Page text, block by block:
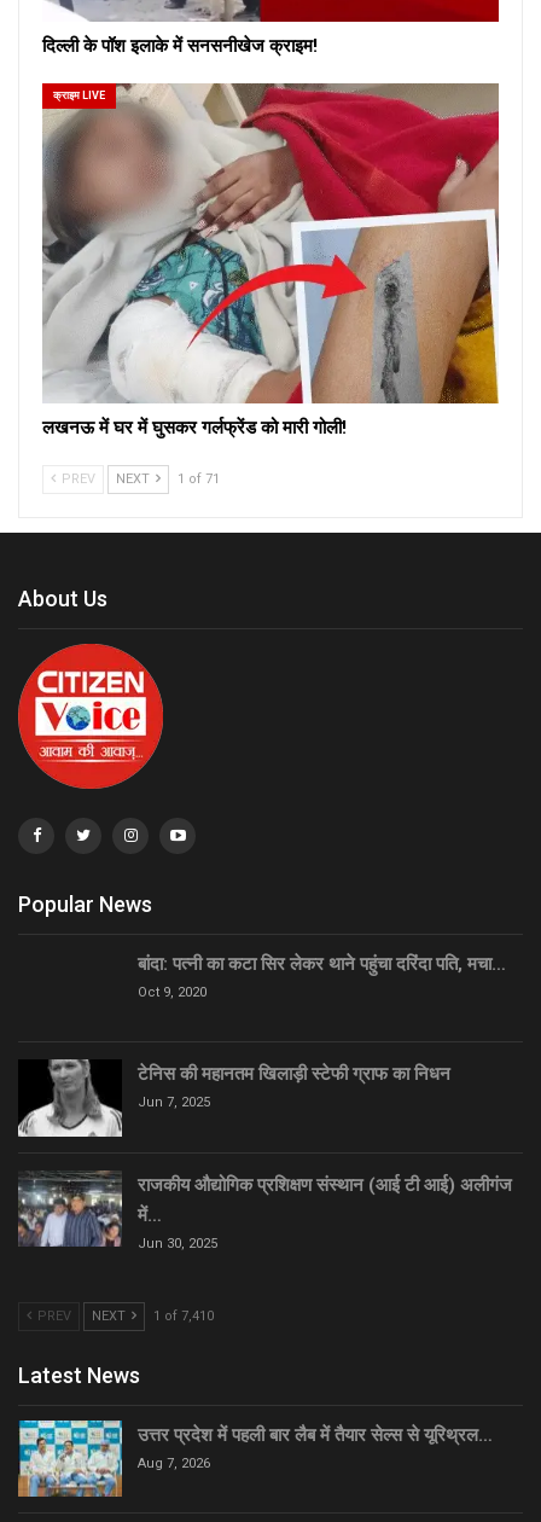
दिल्ली के पॉश इलाके में सनसनीखेज क्राइम!
क्राइम LIVE
लखनऊ में घर में घुसकर गर्लफ्रेंड को मारी गोली!
PREV NEXT 1 of 71
About Us
Popular News
बांदा: पत्नी का कटा सिर लेकर थाने पहुंचा दरिंदा पति, मचा…
Oct 9, 2020
टेनिस की महानतम खिलाड़ी स्टेफी ग्राफ का निधन
Jun 7, 2025
राजकीय औद्योगिक प्रशिक्षण संस्थान (आई टी आई) अलीगंज
में…
Jun 30, 2025
PREV NEXT 1 of 7,410
Latest News
उत्तर प्रदेश में पहली बार लैब में तैयार सेल्स से यूरिथ्रल…
Aug 7, 2026